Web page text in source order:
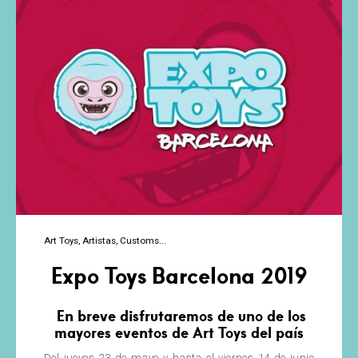
Art Toys Artistas Customs
Expo Toys Barcelona 2019
En breve disfrutaremos de uno de los
mayores eventos de Art Toys del país